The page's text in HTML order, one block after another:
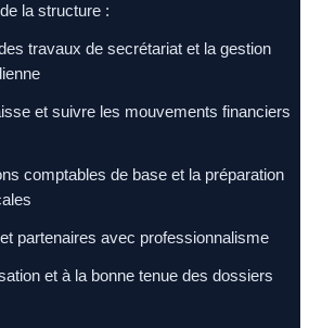
la structure :
travaux de secrétariat et la gestion
et suivre les mouvements financiers
comptables de base et la préparation
partenaires avec professionnalisme
et à la bonne tenue des dossiers